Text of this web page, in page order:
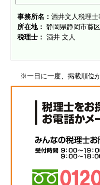
事務所名：酒井文人税理
所在地： 静岡県静岡市葵
税理士： 酒井 文人
※一日に一度、掲載順位